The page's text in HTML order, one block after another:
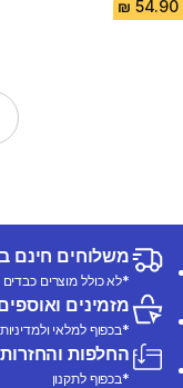
משלוחים חינם
*לא כולל מוצרים כבדים
מזמינים
*בכפוף למלאי
החלפות והחזרות חינם עד 365
*בכפוף לתקנון